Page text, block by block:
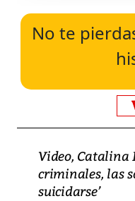
No te
Video, Catalina
criminales, las
suicidarse’